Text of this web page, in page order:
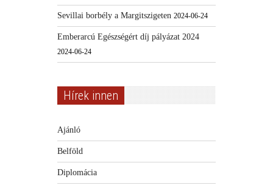
Sevillai borbély a Margitszigeten 2024-06-24
Emberarcú Egészségért díj pályázat 2024
2024-06-24
Hírek innen
Ajánló
Belföld
Diplomácia